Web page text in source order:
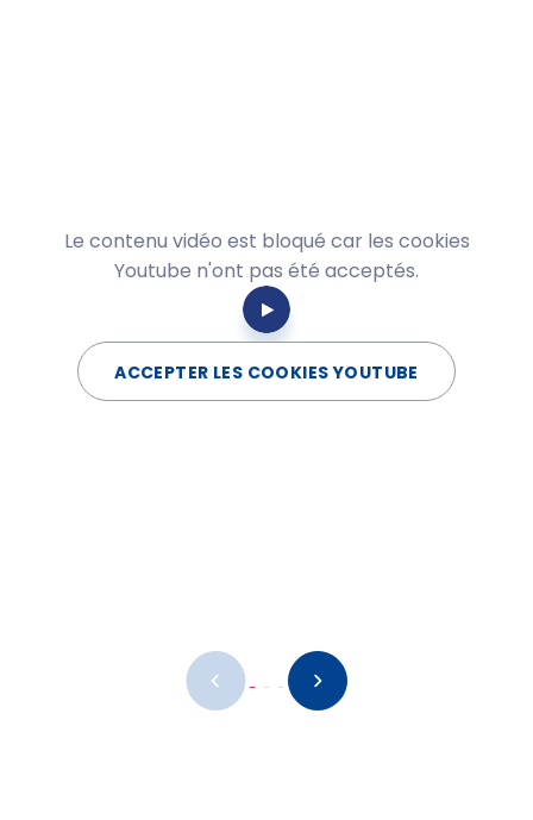
Le contenu vidéo est bloqué car les cookies
Youtube n'ont pas été acceptés.
ACCEPTER LES COOKIES YOUTUBE